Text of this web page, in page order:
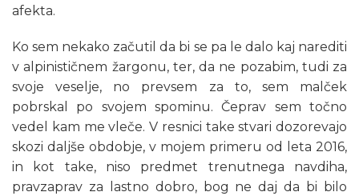
afekta.
Ko sem nekako začutil da bi se pa le dalo kaj narediti
v alpinističnem žargonu, ter, da ne pozabim, tudi za
svoje veselje, no prevsem za to, sem malček
pobrskal po svojem spominu. Čeprav sem točno
vedel kam me vleče. V resnici take stvari dozorevajo
skozi daljše obdobje, v mojem primeru od leta 2016,
in kot take, niso predmet trenutnega navdiha,
pravzaprav za lastno dobro, bog ne daj da bi bilo